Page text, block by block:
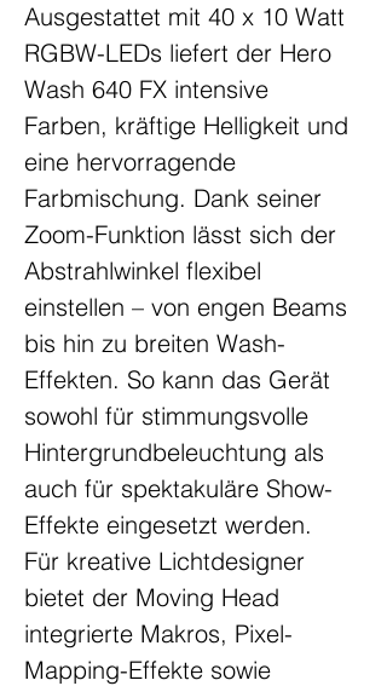
Ausgestattet mit 40 x 10 Watt
RGBW-LEDs liefert der Hero
Wash 640 FX intensive
Farben, kräftige Helligkeit und
eine hervorragende
Farbmischung. Dank seiner
Zoom-Funktion lässt sich der
Abstrahlwinkel flexibel
einstellen – von engen Beams
bis hin zu breiten Wash-
Effekten. So kann das Gerät
sowohl für stimmungsvolle
Hintergrundbeleuchtung als
auch für spektakuläre Show-
Effekte eingesetzt werden.
Für kreative Lichtdesigner
bietet der Moving Head
integrierte Makros, Pixel-
Mapping-Effekte sowie